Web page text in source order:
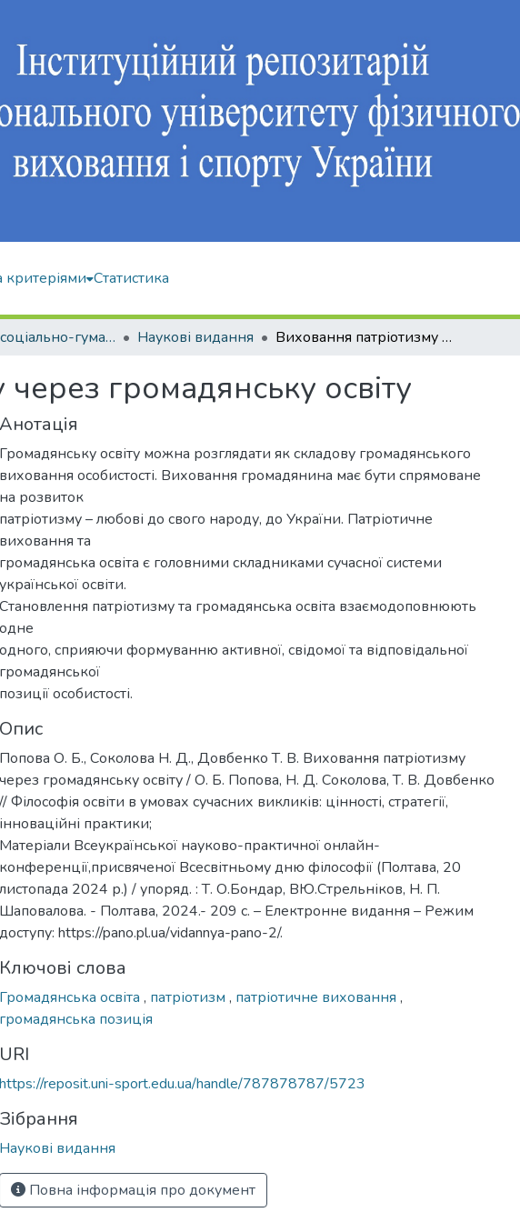
Статистика
Кафедра соціально-гуманітарних дисциплін Наукові видання Виховання патріотизму через громадянську освіту
громадянську освіту
Анотація
Громадянську освіту можна розглядати як складову громадянського
виховання особистості. Виховання громадянина має бути спрямоване
на розвиток
патріотизму – любові до свого народу, до України. Патріотичне
виховання та
громадянська освіта є головними складниками сучасної системи
української освіти.
Становлення патріотизму та громадянська освіта взаємодоповнюють
одне
одного, сприяючи формуванню активної, свідомої та відповідальної
громадянської
позиції особистості.
Опис
Попова О. Б., Соколова Н. Д., Довбенко Т. В. Виховання патріотизму
через громадянську освіту / О. Б. Попова, Н. Д. Соколова, Т. В. Довбенко
// Філософія освіти в умовах сучасних викликів: цінності, стратегії,
інноваційні практики;
Матеріали Всеукраїнської науково-практичної онлайн-
конференції,присвяченої Всесвітньому дню філософії (Полтава, 20
листопада 2024 р.) / упоряд. : Т. О.Бондар, ВЮ.Стрельніков, Н. П.
Шаповалова. - Полтава, 2024.- 209 с. – Електронне видання – Режим
доступу: https://pano.pl.ua/vidannya-pano-2/.
Ключові слова
Громадянська освіта , патріотизм , патріотичне виховання ,
громадянська позиція
URI
https://reposit.uni-sport.edu.ua/handle/787878787/5723
Зібрання
Наукові видання
Повна інформація про документ